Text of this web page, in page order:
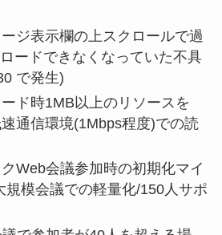
ジ表示欄の上スクロールで過
ードできなくなっていた不具
で発生)
ド時1MB以上のリソースを
通信環境(1Mbps程度)での読
Web会議参加時の初期化マイ
規模会議での軽量化/150人サポ